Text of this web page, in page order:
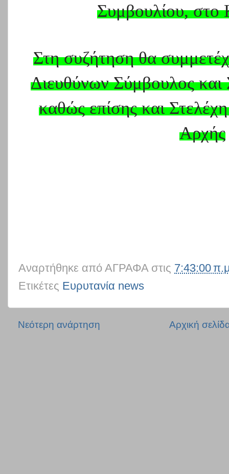
Συμβουλίου, στο
Στη συζήτηση θα
Διευθύνων Σύμβουλος
καθώς επίσης και Στελέχη
Αρχής
Αναρτήθηκε από ΑΓΡΑΦΑ στις 7:43:00
Ετικέτες Ευρυτανία news
Νεότερη ανάρτηση Αρχική